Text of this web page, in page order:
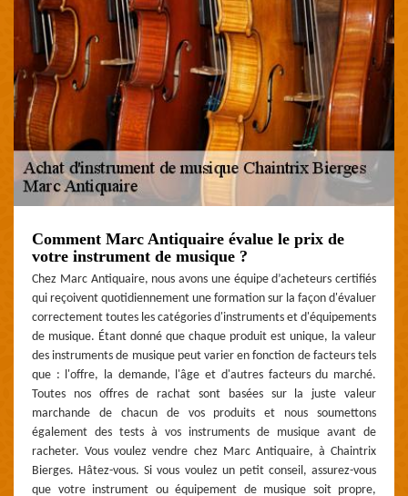
Comment Marc Antiquaire évalue le prix de
votre instrument de musique ?
Chez Marc Antiquaire, nous avons une équipe d’acheteurs certifiés
qui reçoivent quotidiennement une formation sur la façon d'évaluer
correctement toutes les catégories d'instruments et d'équipements
de musique. Étant donné que chaque produit est unique, la valeur
des instruments de musique peut varier en fonction de facteurs tels
que : l'offre, la demande, l'âge et d'autres facteurs du marché.
Toutes nos offres de rachat sont basées sur la juste valeur
marchande de chacun de vos produits et nous soumettons
également des tests à vos instruments de musique avant de
racheter. Vous voulez vendre chez Marc Antiquaire, à Chaintrix
Bierges. Hâtez-vous. Si vous voulez un petit conseil, assurez-vous
que votre instrument ou équipement de musique soit propre,